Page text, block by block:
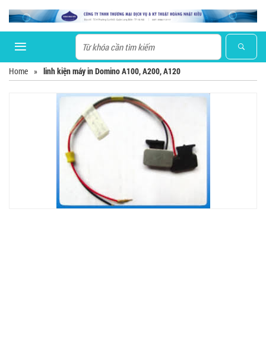
Home » linh kiện máy in Domino A100, A200, A120